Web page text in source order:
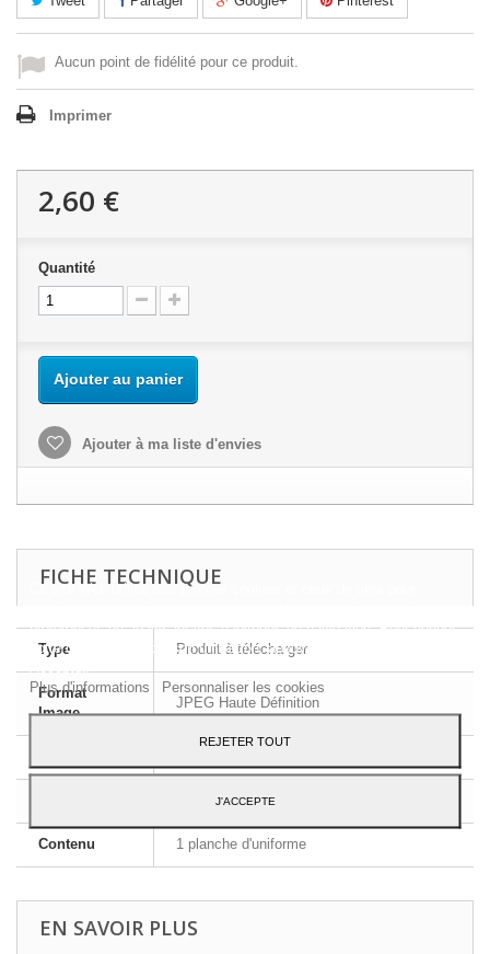
Aucun point de fidélité pour ce produit.
Imprimer
2,60 €
Quantité
Ajouter au panier
Ajouter à ma liste d'envies
FICHE TECHNIQUE
Type Produit à télécharger
Format
Image
JPEG Haute Définition
Français et Anglais
Contenu 1 planche d'uniforme
EN SAVOIR PLUS
Ce site Web utilise ses propres cookies et ceux de tiers pour
préférences en analysant vos habitudes de navigation. Pour donner
votre consentement à son utilisation, appuyez sur le bouton
Plus d'informations
Personnaliser les cookies
REJETER TOUT
J'ACCEPTE